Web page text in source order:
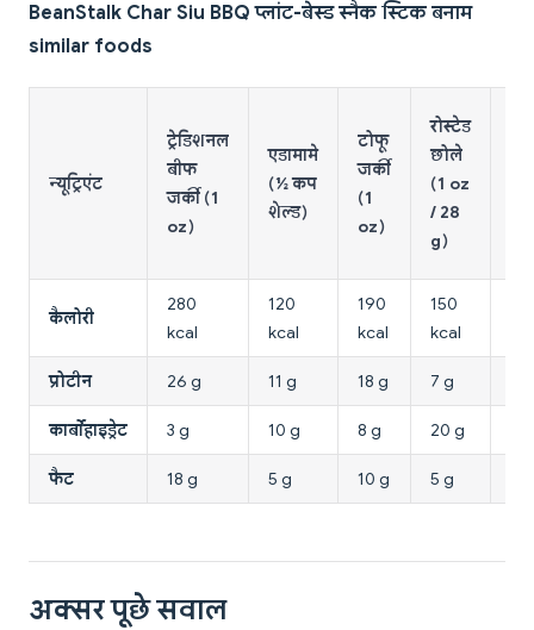
BeanStalk Char Siu BBQ प्लांट-बेस्ड स्नैक स्टिक बनाम
similar foods
न्यूट्रिएंट
ट्रेडिशनल
बीफ
जर्की (1
oz)
एडामामे
(½ कप
शेल्ड)
टोफू
जर्की
(1
oz)
रोस्टेड
छोले
(1 oz
/ 28
g)
कैलोरी
280
kcal
120
kcal
190
kcal
150
kcal
प्रोटीन 26 g 11 g 18 g 7 g
कार्बोहाइड्रेट 3 g 10 g 8 g 20 g
फैट 18 g 5 g 10 g 5 g
अक्सर पूछे सवाल